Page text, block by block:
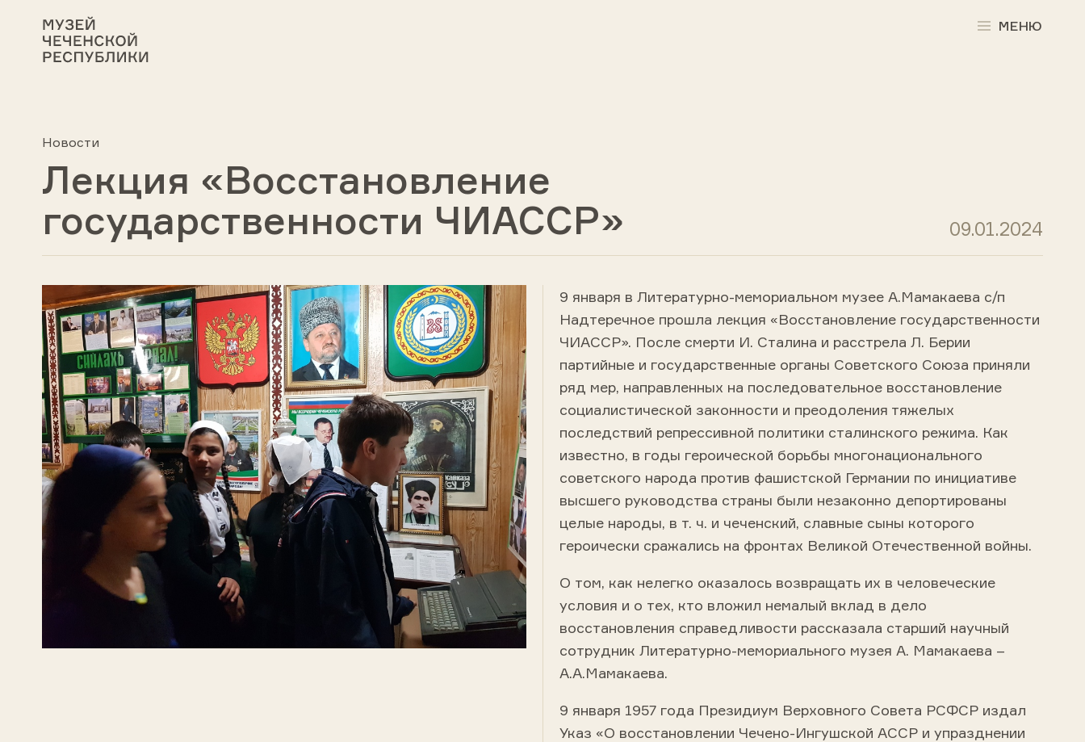
МЕНЮ
Новости
Лекция «Восстановление
государственности ЧИАССР»
09.01.2024
9 января в Литературно-мемориальном музее А.Мамакаева с/п
Надтеречное прошла лекция «Восстановление государственности
ЧИАССР». После смерти И. Сталина и расстрела Л. Берии
партийные и государственные органы Советского Союза приняли
ряд мер, направленных на последовательное восстановление
социалистической законности и преодоления тяжелых
последствий репрессивной политики сталинского режима. Как
известно, в годы героической борьбы многонационального
советского народа против фашистской Германии по инициативе
высшего руководства страны были незаконно депортированы
целые народы, в т. ч. и чеченский, славные сыны которого
героически сражались на фронтах Великой Отечественной войны.
О том, как нелегко оказалось возвращать их в человеческие
условия и о тех, кто вложил немалый вклад в дело
восстановления справедливости рассказала старший научный
сотрудник Литературно-мемориального музея А. Мамакаева –
А.А.Мамакаева.
9 января 1957 года Президиум Верховного Совета РСФСР издал
Указ «О восстановлении Чечено-Ингушской АССР и упразднении